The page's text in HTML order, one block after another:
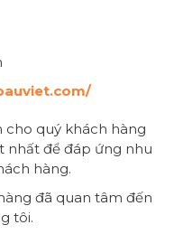
cho quý khách hàng
nhất để đáp ứng nhu
hàng.
đã quan tâm đến
tôi.